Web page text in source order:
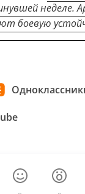
неделе.
боевую